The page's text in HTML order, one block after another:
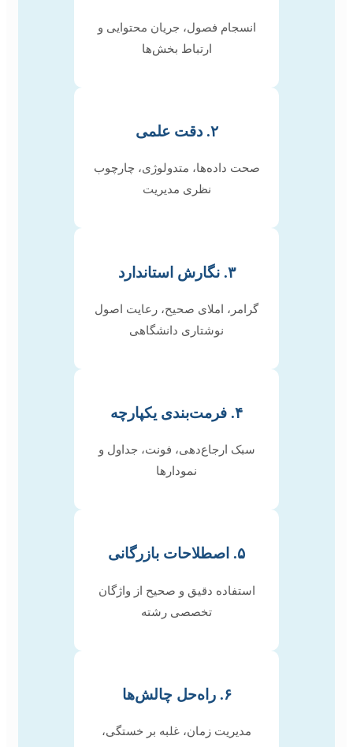
انسجام فصول، جریان محتوایی و
ارتباط بخش‌ها
۲. دقت علمی
صحت داده‌ها، متدولوژی، چارچوب
نظری مدیریت
۳. نگارش استاندارد
گرامر، املای صحیح، رعایت اصول
نوشتاری دانشگاهی
۴. فرمت‌بندی یکپارچه
سبک ارجاع‌دهی، فونت، جداول و
نمودارها
۵. اصطلاحات بازرگانی
استفاده دقیق و صحیح از واژگان
تخصصی رشته
۶. راه‌حل چالش‌ها
مدیریت زمان، غلبه بر خستگی،